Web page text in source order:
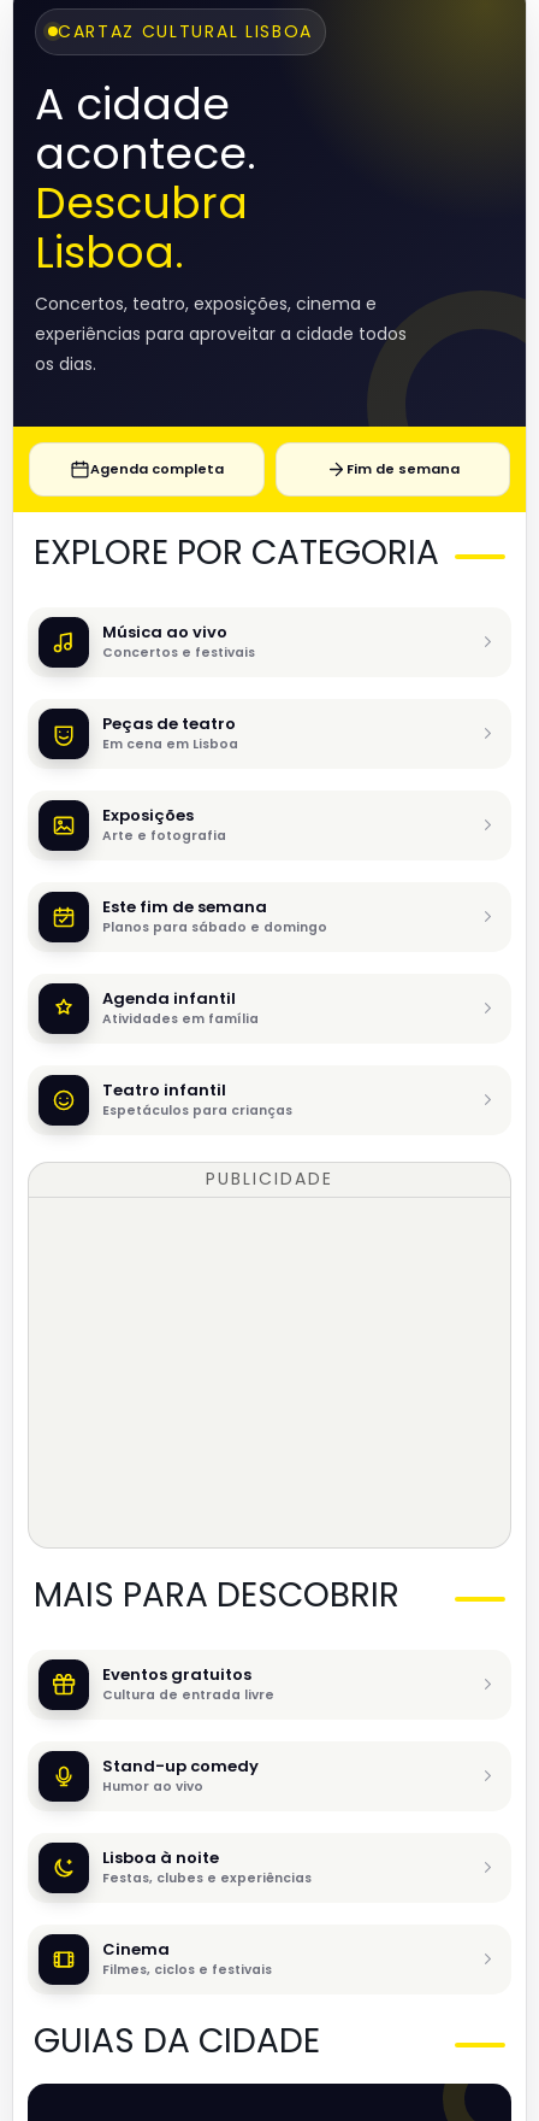
CARTAZ CULTURAL LISBOA
A cidade
acontece.
Descubra
Lisboa.
Concertos, teatro, exposições, cinema e
experiências para aproveitar a cidade todos
os dias.
Agenda completa Fim de semana
EXPLORE POR CATEGORIA
Música ao vivo
Concertos e festivais
Peças de teatro
Em cena em Lisboa
Exposições
Arte e fotografia
Este fim de semana
Planos para sábado e domingo
Agenda infantil
Atividades em família
Teatro infantil
Espetáculos para crianças
PUBLICIDADE
MAIS PARA DESCOBRIR
Eventos gratuitos
Cultura de entrada livre
Stand-up comedy
Humor ao vivo
Lisboa à noite
Festas, clubes e experiências
Cinema
Filmes, ciclos e festivais
GUIAS DA CIDADE